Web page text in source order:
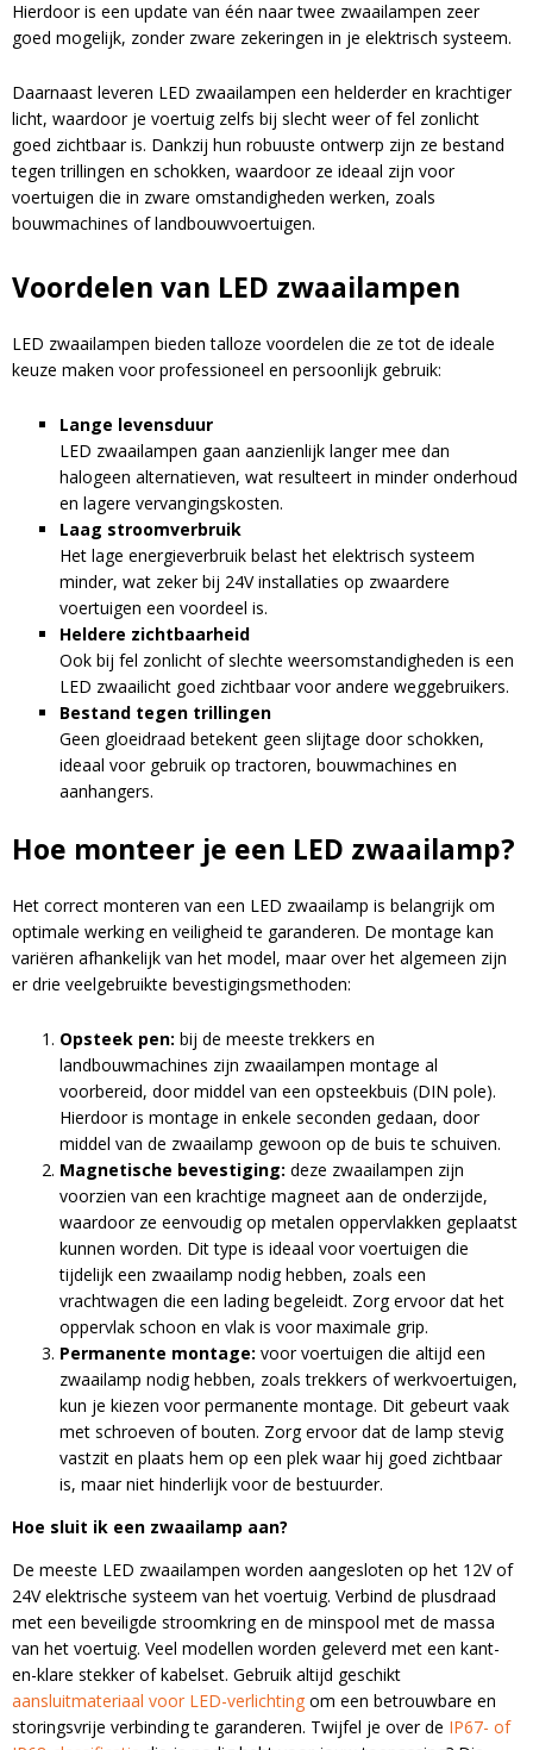
Hierdoor is een update van één naar twee zwaailampen zeer
goed mogelijk, zonder zware zekeringen in je elektrisch systeem.
Daarnaast leveren LED zwaailampen een helderder en krachtiger
licht, waardoor je voertuig zelfs bij slecht weer of fel zonlicht
goed zichtbaar is. Dankzij hun robuuste ontwerp zijn ze bestand
tegen trillingen en schokken, waardoor ze ideaal zijn voor
voertuigen die in zware omstandigheden werken, zoals
bouwmachines of landbouwvoertuigen.
Voordelen van LED zwaailampen
LED zwaailampen bieden talloze voordelen die ze tot de ideale
keuze maken voor professioneel en persoonlijk gebruik:
Lange levensduur
LED zwaailampen gaan aanzienlijk langer mee dan
halogeen alternatieven, wat resulteert in minder onderhoud
en lagere vervangingskosten.
Laag stroomverbruik
Het lage energieverbruik belast het elektrisch systeem
minder, wat zeker bij 24V installaties op zwaardere
voertuigen een voordeel is.
Heldere zichtbaarheid
Ook bij fel zonlicht of slechte weersomstandigheden is een
LED zwaailicht goed zichtbaar voor andere weggebruikers.
Bestand tegen trillingen
Geen gloeidraad betekent geen slijtage door schokken,
ideaal voor gebruik op tractoren, bouwmachines en
aanhangers.
Hoe monteer je een LED zwaailamp?
Het correct monteren van een LED zwaailamp is belangrijk om
optimale werking en veiligheid te garanderen. De montage kan
variëren afhankelijk van het model, maar over het algemeen zijn
er drie veelgebruikte bevestigingsmethoden:
Opsteek pen: bij de meeste trekkers en
landbouwmachines zijn zwaailampen montage al
voorbereid, door middel van een opsteekbuis (DIN pole).
Hierdoor is montage in enkele seconden gedaan, door
middel van de zwaailamp gewoon op de buis te schuiven.
Magnetische bevestiging: deze zwaailampen zijn
voorzien van een krachtige magneet aan de onderzijde,
waardoor ze eenvoudig op metalen oppervlakken geplaatst
kunnen worden. Dit type is ideaal voor voertuigen die
tijdelijk een zwaailamp nodig hebben, zoals een
vrachtwagen die een lading begeleidt. Zorg ervoor dat het
oppervlak schoon en vlak is voor maximale grip.
Permanente montage: voor voertuigen die altijd een
zwaailamp nodig hebben, zoals trekkers of werkvoertuigen,
kun je kiezen voor permanente montage. Dit gebeurt vaak
met schroeven of bouten. Zorg ervoor dat de lamp stevig
vastzit en plaats hem op een plek waar hij goed zichtbaar
is, maar niet hinderlijk voor de bestuurder.
Hoe sluit ik een zwaailamp aan?
De meeste LED zwaailampen worden aangesloten op het 12V of
24V elektrische systeem van het voertuig. Verbind de plusdraad
met een beveiligde stroomkring en de minspool met de massa
van het voertuig. Veel modellen worden geleverd met een kant-
en-klare stekker of kabelset. Gebruik altijd geschikt
aansluitmateriaal voor LED-verlichting om een betrouwbare en
storingsvrije verbinding te garanderen. Twijfel je over de IP67- of
Blijf op de hoogte van nieuwe product
klantverhalen en ontdek de klantfoto van de
maand!
Email
A
l
t
r
a
t
i
v
:
Bevestig je inschrijving via de bevestigingsmail
in je inbox. Deze ontvang je binnen een paar
minuten.